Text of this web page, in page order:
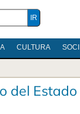
CULTURA
del Estado